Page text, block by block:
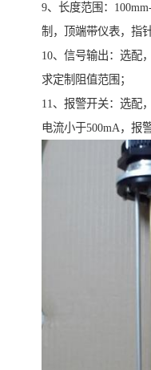
9、长度范围：
制，顶端带仪表，指
10、信号输出：选配
求定制阻值范围；
11、报警开关：选配
电流小于500mA，报